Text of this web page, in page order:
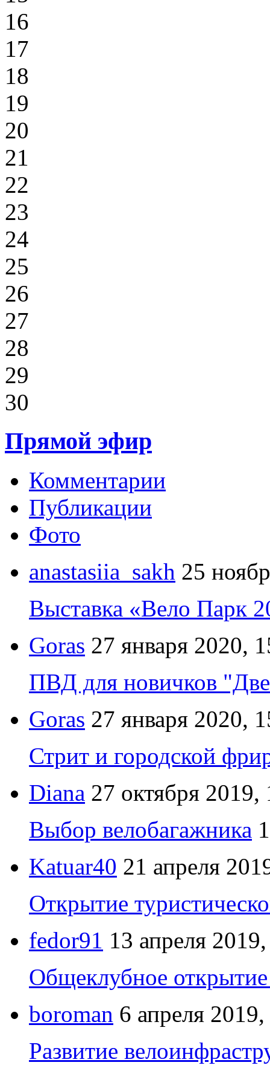
16
17
18
19
20
21
22
23
24
25
26
27
28
29
30
Прямой эфир
Комментарии
Публикации
Фото
anastasiia_sakh 25
Выставка «Вело Парк
Goras 27 января 2020,
ПВД для новичков
Goras 27 января 2020,
Стрит и городской
Diana 27 октября 2019,
Выбор велобагажника
Katuar40 21 апреля
Открытие
fedor91 13 апреля
Общеклубное открытие
boroman 6 апреля
Развитие